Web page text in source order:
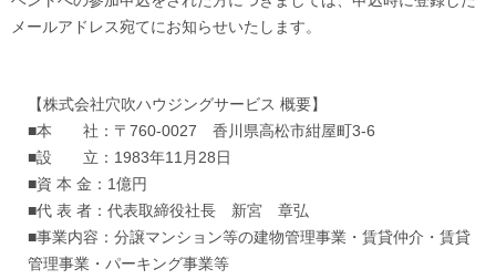
メールアドレス宛てにお知らせいたします。
【株式会社穴吹ハウジングサービス 概要】
■本 社：〒760-0027 香川県高松市紺屋町3-6
■設 立：1983年11月28日
■資 本 金：1億円
■代 表 者：代表取締役社長 新宮 章弘
■事業内容：分譲マンション等の建物管理事業・賃貸仲介・賃貸
管理事業・パーキング事業等